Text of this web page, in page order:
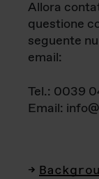
Allora
questione
seguente
email:
Tel.: 0039
Email: